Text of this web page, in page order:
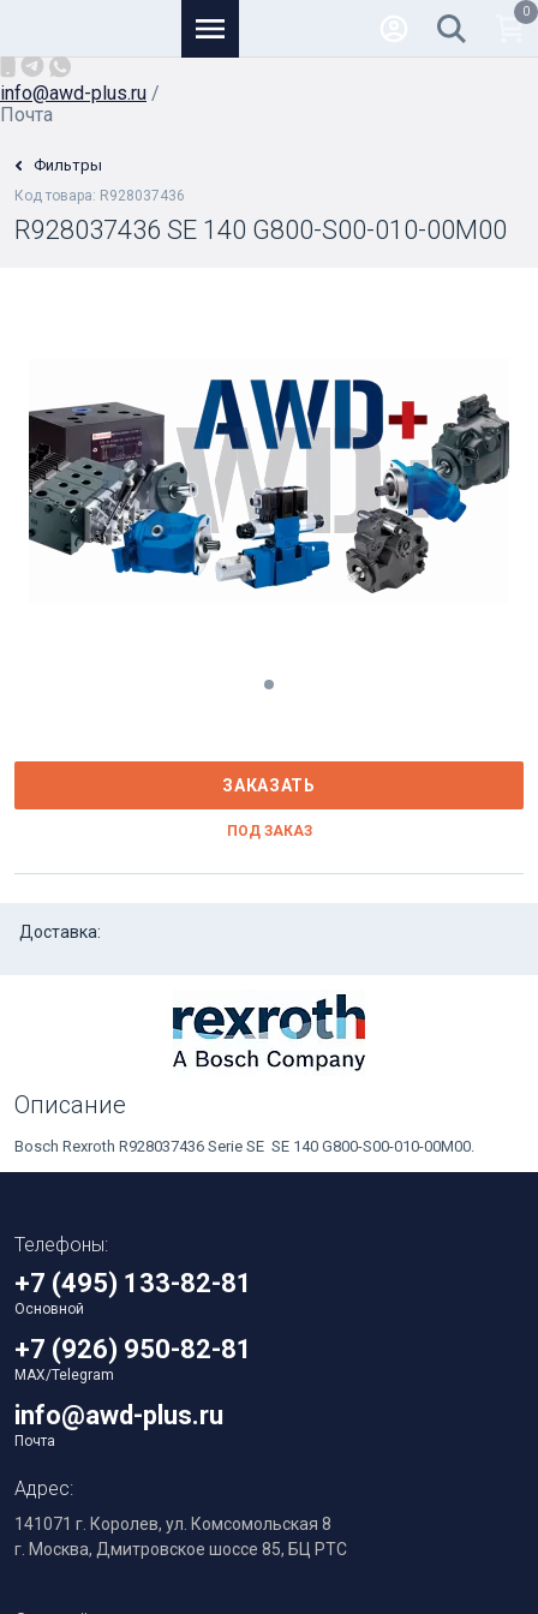
info@awd-plus.ru /
Почта
0
Фильтры
Код товара: R928037436
R928037436 SE 140 G800-S00-010-00M00
ЗАКАЗАТЬ
ПОД ЗАКАЗ
Доставка:
Описание
Bosch Rexroth R928037436 Serie SE SE 140 G800-S00-010-00M00.
Телефоны:
+7 (495) 133-82-81
Основной
+7 (926) 950-82-81
MAX/Telegram
info@awd-plus.ru
Почта
Адрес:
141071 г. Королев, ул. Комсомольская 8
г. Москва, Дмитровское шоссе 85, БЦ РТС